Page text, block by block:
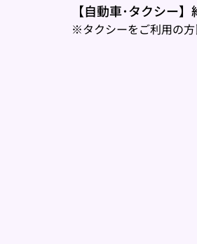
【自動車･タクシー
※タクシーをご利用の